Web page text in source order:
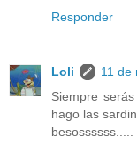
Responder
Loli
11 de
Siempre
hago las
besossssss.....